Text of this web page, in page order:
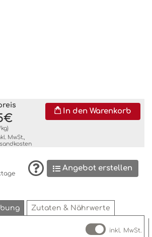
MwSt.,
In den Warenkorb
Angebot erstellen
Zutaten & Nährwerte
inkl. MwSt.